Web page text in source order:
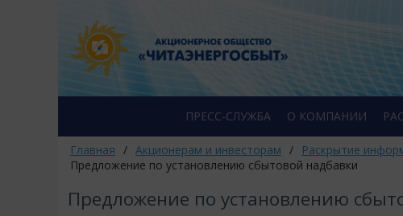
ПРЕСС-СЛУЖБА О КОМПАНИИ
Главная / Акционерам и инвесторам / Раскрытие
Предложение по установлению сбытовой надбавки
Предложение по установлению